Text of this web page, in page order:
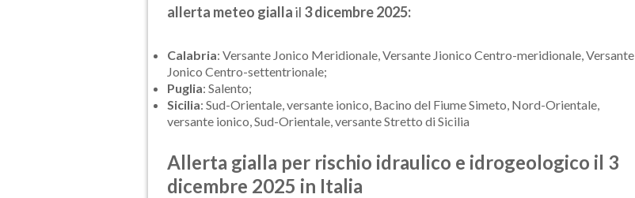
allerta meteo giallail 3 dicembre 2025:
Calabria: Versante Jonico Meridionale, Versante Jionico Centro-meridionale, Versante
Jonico Centro-settentrionale;
Puglia: Salento;
Sicilia: Sud-Orientale, versante ionico, Bacino del Fiume Simeto, Nord-Orientale,
versante ionico, Sud-Orientale, versante Stretto di Sicilia
Allerta gialla per rischio idraulico e idrogeologico il 3
dicembre 2025 in Italia